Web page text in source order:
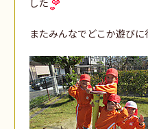
またみんなでどこか遊びに